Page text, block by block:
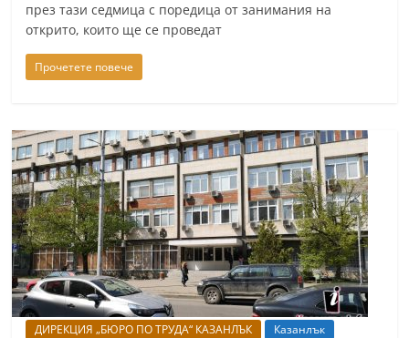
през тази седмица с поредица от занимания на
открито, които ще се проведат
Прочетете повече
ДИРЕКЦИЯ „БЮРО ПО ТРУДА“ КАЗАНЛЪК
Казанлък